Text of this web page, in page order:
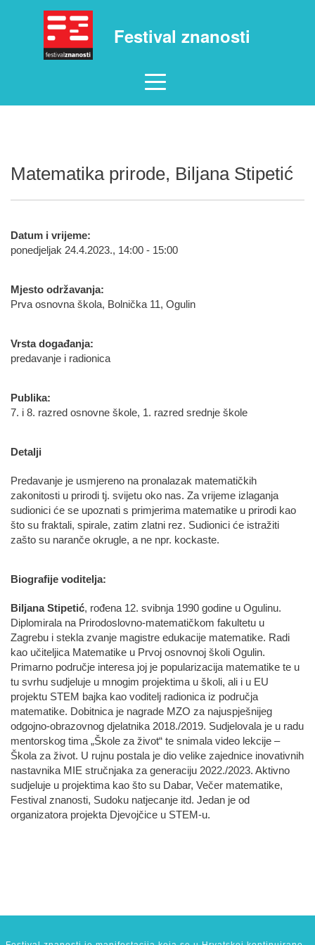
Festival znanosti
Matematika prirode, Biljana Stipetić
Datum i vrijeme:
ponedjeljak 24.4.2023., 14:00 - 15:00
Mjesto održavanja:
Prva osnovna škola, Bolnička 11, Ogulin
Vrsta događanja:
predavanje i radionica
Publika:
7. i 8. razred osnovne škole, 1. razred srednje škole
Detalji
Predavanje je usmjereno na pronalazak matematičkih
zakonitosti u prirodi tj. svijetu oko nas. Za vrijeme izlaganja
sudionici će se upoznati s primjerima matematike u prirodi kao
što su fraktali, spirale, zatim zlatni rez. Sudionici će istražiti
zašto su naranče okrugle, a ne npr. kockaste.
Biografije voditelja:
Biljana Stipetić, rođena 12. svibnja 1990 godine u Ogulinu.
Diplomirala na Prirodoslovno-matematičkom fakultetu u
Zagrebu i stekla zvanje magistre edukacije matematike. Radi
kao učiteljica Matematike u Prvoj osnovnoj školi Ogulin.
Primarno područje interesa joj je popularizacija matematike te u
tu svrhu sudjeluje u mnogim projektima u školi, ali i u EU
projektu STEM bajka kao voditelj radionica iz područja
matematike. Dobitnica je nagrade MZO za najuspješnijeg
odgojno-obrazovnog djelatnika 2018./2019. Sudjelovala je u radu
mentorskog tima „Škole za život“ te snimala video lekcije –
Škola za život. U rujnu postala je dio velike zajednice inovativnih
nastavnika MIE stručnjaka za generaciju 2022./2023. Aktivno
sudjeluje u projektima kao što su Dabar, Večer matematike,
Festival znanosti, Sudoku natjecanje itd. Jedan je od
organizatora projekta Djevojčice u STEM-u.